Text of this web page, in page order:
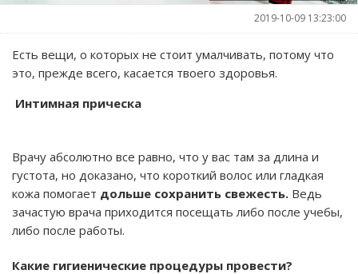
2019-10-09 13:23:00
Есть вещи, о которых не стоит умалчивать, потому что
это, прежде всего, касается твоего здоровья.
Интимная прическа
Врачу абсолютно все равно, что у вас там за длина и
густота, но доказано, что короткий волос или гладкая
кожа помогает дольше сохранить свежесть. Ведь
зачастую врача приходится посещать либо после учебы,
либо после работы.
Какие гигиенические процедуры провести?